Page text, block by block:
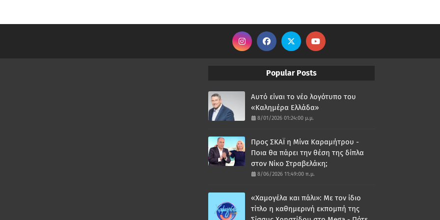
Popular Posts
Αυτό είναι το νέο λογότυπο του
«Καλημέρα Ελλάδα»
8/01/2026 01:24:00 μ.μ.
Προς ΣΚΑΪ η Μίνα Καραμήτρου -
Ποια θα πάρει την θέση της δίπλα
στον Νίκο Στραβελάκη;
8/06/2026 11:49:00 π.μ.
«Χαμογέλα και πάλι»: Με τον ίδιο
τίτλο η καθημερινή εκπομπή της